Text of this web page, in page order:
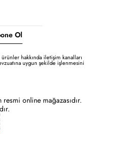
Ol
hakkında iletişim kanalları
uygun şekilde işlenmesini
online mağazasıdır.